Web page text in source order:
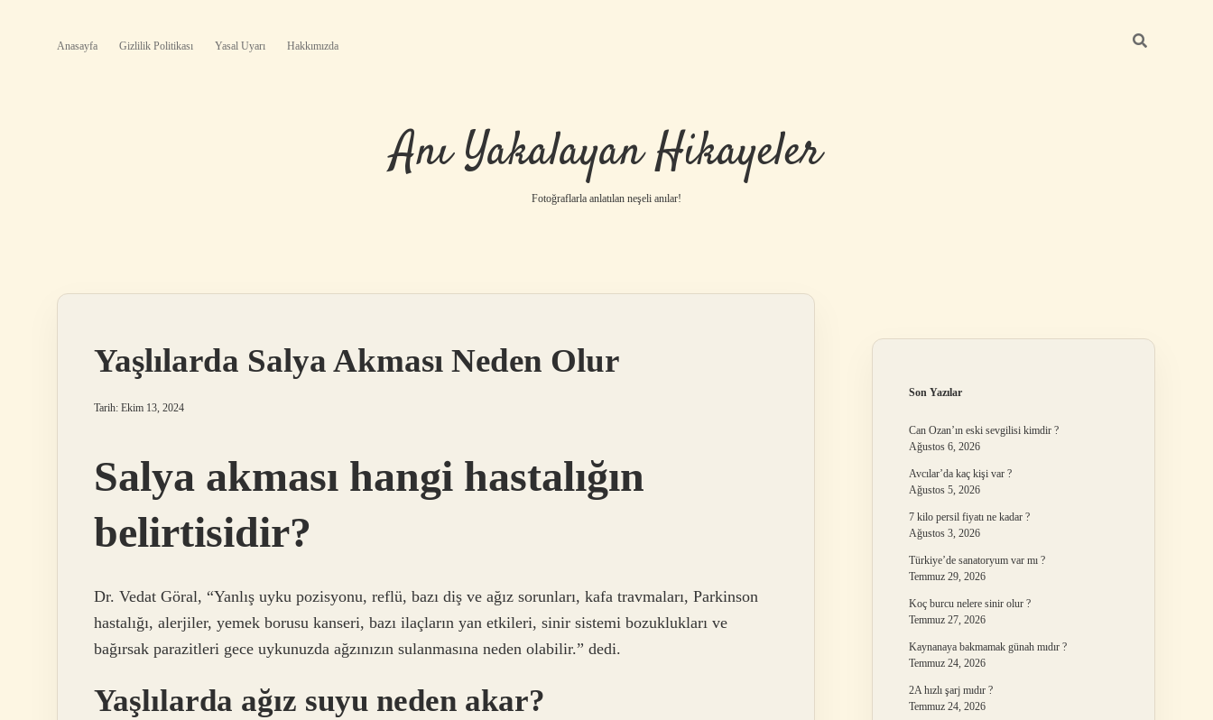
Anasayfa Gizlilik Politikası Yasal Uyarı Hakkımızda
Anı Yakalayan Hikayeler
Fotoğraflarla anlatılan neşeli anılar!
Yaşlılarda Salya Akması Neden Olur
Tarih: Ekim 13, 2024
Salya akması hangi hastalığın
belirtisidir?
Dr. Vedat Göral, “Yanlış uyku pozisyonu, reflü, bazı diş ve ağız sorunları, kafa travmaları, Parkinson
hastalığı, alerjiler, yemek borusu kanseri, bazı ilaçların yan etkileri, sinir sistemi bozuklukları ve
bağırsak parazitleri gece uykunuzda ağzınızın sulanmasına neden olabilir.” dedi.
Yaşlılarda ağız suyu neden akar?
Son Yazılar
Can Ozan’ın eski sevgilisi kimdir ?
Ağustos 6, 2026
Avcılar’da kaç kişi var ?
Ağustos 5, 2026
7 kilo persil fiyatı ne kadar ?
Ağustos 3, 2026
Türkiye’de sanatoryum var mı ?
Temmuz 29, 2026
Koç burcu nelere sinir olur ?
Temmuz 27, 2026
Kaynanaya bakmamak günah mıdır ?
Temmuz 24, 2026
2A hızlı şarj mıdır ?
Temmuz 24, 2026